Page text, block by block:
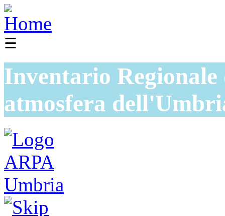
☰
Inventario
atmosfera